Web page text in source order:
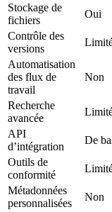
Stockage de
fichiers
Oui
Contrôle des
versions
Automatisation
des flux de
travail
Non
Recherche
avancée
API
d’intégration
De
Outils de
conformité
Métadonnées
personnalisées
Non